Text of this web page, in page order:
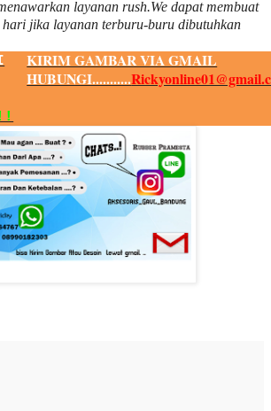
layanan rush.We dapat membuat
hari jika layanan terburu-buru dibutuhkan
KIRIM GAMBAR VIA GMAIL
HUBUNGI...........